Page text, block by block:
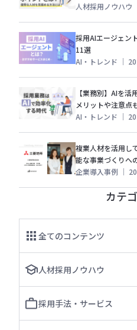
人材採用ノウハウ
採用AIエージェン
11選
AI・トレンド ｜
【業務別】AIを活
メリットや注意点
AI・トレンド ｜
複業人材を活用し
能な事業づくりへ
企業導入事例 ｜
カテ
全てのコンテンツ
人材採用ノウハウ
採用手法・サービス